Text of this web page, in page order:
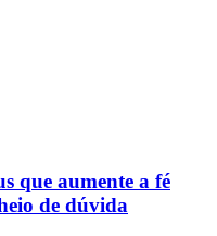
que aumente a fé
de dúvida